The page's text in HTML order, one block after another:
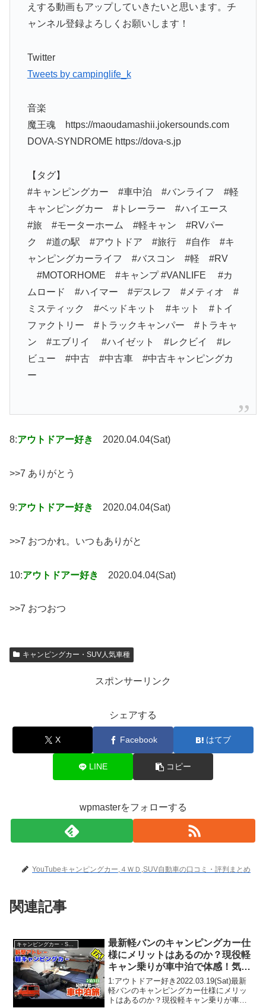
えする動画もアップしていきたいと思います。チ
ャンネル登録よろしくお願いします！
Twitter
Tweets by campinglife_k
音楽
魔王魂 https://maoudamashii.jokersounds.com
DOVA-SYNDROME https://dova-s.jp
【タグ】
#キャンピングカー #車中泊 #バンライフ #軽
キャンピングカー #トレーラー #ハイエース
#旅 #モーターホーム #軽キャン #RVパー
ク #道の駅 #アウトドア #旅行 #自作 #キ
ャンピングカーライフ #バスコン #軽 #RV
#MOTORHOME #キャンプ #VANLIFE #カ
ムロード #ハイマー #デスレフ #メティオ #
ミスティック #ベッドキット #キット #トイ
ファクトリー #トラックキャンパー #トラキャ
ン #エブリイ #ハイゼット #レクビイ #レ
ビュー #中古 #中古車 #中古キャンピングカ
ー
8:アウトドアー好き 2020.04.04(Sat)
>>7 ありがとう
9:アウトドアー好き 2020.04.04(Sat)
>>7 おつかれ。いつもありがと
10:アウトドアー好き 2020.04.04(Sat)
>>7 おつおつ
キャンピングカー・SUV人気車種
スポンサーリンク
シェアする
X Facebook はてブ
LINE コピー
wpmasterをフォローする
YouTubeキャンピングカー,４ＷＤ,SUV自動車の口コミ・評判まとめ
関連記事
キャンピングカー・SUV人気車種
最新軽バンのキャンピングカー仕
様にメリットはあるのか？現役軽
キャン乗りが車中泊で体感！気に
なる一般道&山道走行！【新型ア
トレー2泊3日紀伊半島一周車中泊
旅】
1:アウトドアー好き2022.03.19(Sat)最新
軽バンのキャンピングカー仕様にメリッ
トはあるのか？現役軽キャン乗りが車中